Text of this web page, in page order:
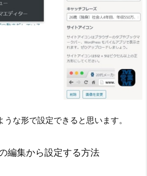
な形で設定できると思います。
編集から設定する方法